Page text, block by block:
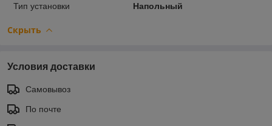
Тип установки
Напольный
Скрыть
Условия доставки
Самовывоз
По почте